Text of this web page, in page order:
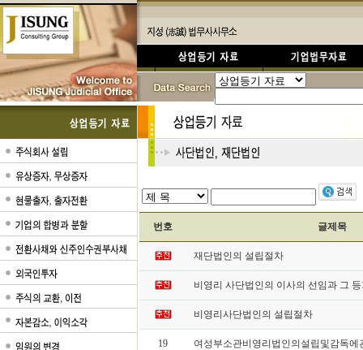
번호 글제목
재단법인의 설립절차
비영리 사단법인의 이사의 선임과 그
비영리사단법인의 설립절차
19 여성부소관비영리법인의설립및감독에